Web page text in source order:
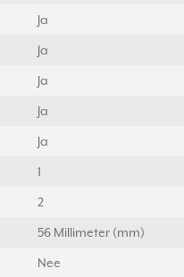
Ja
Ja
Ja
Ja
Ja
1
2
56 Millimeter (mm)
Nee